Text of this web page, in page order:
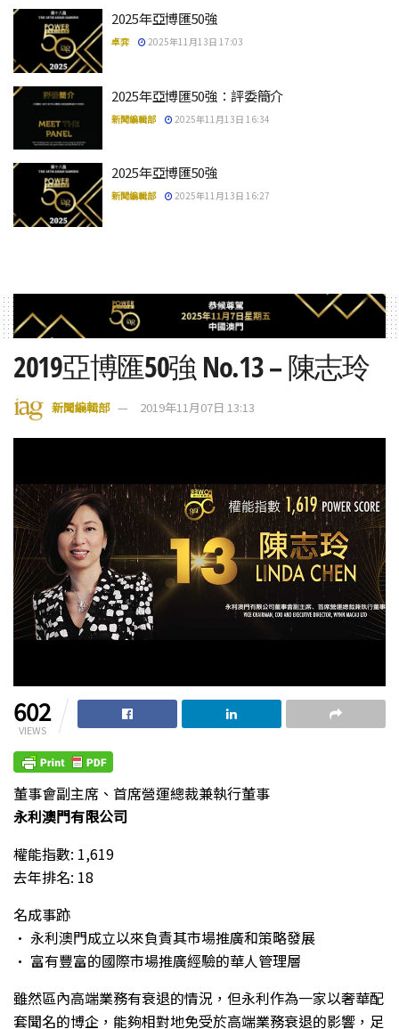
2025年亞博匯50強
卓弈 2025年11月13日 17:03
2025年亞博匯50強：評委簡介
新聞編輯部 2025年11月13日 16:34
2025年亞博匯50強
新聞編輯部 2025年11月13日 16:27
2019亞博匯50強 No.13 – 陳志玲
新聞編輯部 2019年11月07日 13:13
602
VIEWS
董事會副主席、首席營運總裁兼執行董事
永利澳門有限公司
權能指數: 1,619
去年排名: 18
名成事跡
• 永利澳門成立以來負責其市場推廣和策略發展
• 富有豐富的國際市場推廣經驗的華人管理層
雖然區內高端業務有衰退的情況，但永利作為一家以奢華配
套聞名的博企，能夠相對地免受於高端業務衰退的影響，足